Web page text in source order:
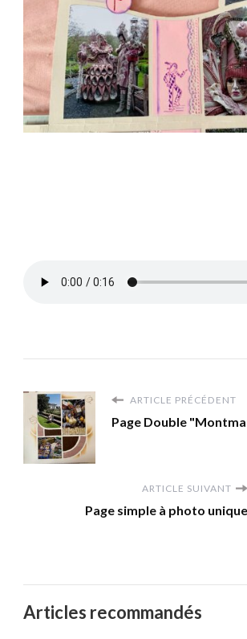
ARTICLE PRÉCÉDENT
Page Double
ARTICLE SUIVANT
Page simple à photo unique
Articles recommandés